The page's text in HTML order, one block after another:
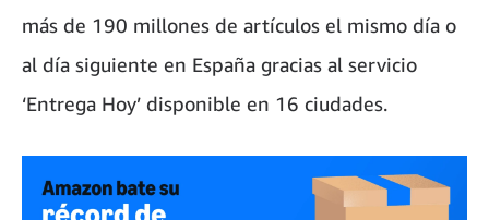
más de 190 millones de artículos el mismo día o
al día siguiente en España gracias al servicio
‘Entrega Hoy’ disponible en 16 ciudades.